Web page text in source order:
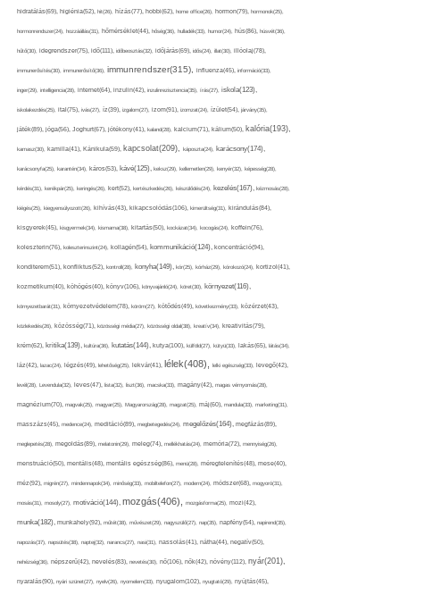
hidratálás(69), higiénia(52), hit(26), hízás(77), hobbi(62), home office(26), hormon(79), hormonok(25),
hormonrendszer(24), hozzáállás(31), hőmérséklet(44), hőség(36), hulladék(33), humor(24), hús(86), húsvét(36),
hűtő(30), idegrendszer(75), idő(111), időbeosztás(32), időjárás(69), idős(24), illat(30), illóolaj(78),
immunerősítés(30), immunerősítő(36), immunrendszer(315), influenza(45), információ(33),
inger(29), intelligencia(28), internet(64), inzulin(42), inzulinrezisztencia(35), írás(27), iskola(123),
iskolakezdés(25), ital(75), ivás(27), íz(39), izgalom(27), izom(91), izomzat(24), ízület(54), járvány(35),
játék(89), jóga(56), Joghurt(67), jótékony(41), kaland(28), kalcium(71), kálium(50), kalória(193),
kamasz(30), kamilla(41), Kánikula(59), kapcsolat(209), káposzta(24), karácsony(174),
karácsonyfa(25), karantén(34), káros(53), kávé(125), keksz(29), kellemetlen(29), kenyér(32), képesség(28),
kérdés(31), kerékpár(25), keringés(26), kert(52), kertészkedés(26), készülődés(24), kezelés(167), kézmosás(28),
kiégés(25), kiegyensúlyozott(26), kihívás(43), kikapcsolódás(106), kimerültség(31), kirándulás(84),
kisgyerek(45), kisgyermek(34), kismama(38), kitartás(50), kockázat(34), kocogás(24), koffein(76),
koleszterin(76), koleszterinszint(24), kollagén(54), kommunikáció(124), koncentráció(94),
konditerem(51), konfliktus(52), kontroll(28), konyha(149), kór(25), kórház(29), kórokozó(24), kortizol(41),
kozmetikum(40), köhögés(40), könyv(106), könyvajánló(24), köret(30), környezet(116),
környezetbarát(31), környezetvédelem(78), köröm(27), kötődés(49), következmény(33), közérzet(43),
közlekedés(26), közösség(71), közösségi média(27), közösségi oldal(38), kreatív(34), kreativitás(79),
krém(62), kritika(139), kultúra(36), kutatás(144), kutya(100), külföld(27), kütyü(33), lakás(65), látás(34),
láz(42), lazac(24), légzés(49), lehetőség(25), lekvár(41), lélek(408), lelki egészség(33), levegő(42),
levél(28), Levendula(32), leves(47), lista(32), liszt(36), macska(33), magány(42), magas vérnyomás(28),
magnézium(70), magvak(25), magyar(25), Magyarország(28), magzat(25), máj(60), mandula(33), marketing(31),
masszázs(45), medence(24), meditáció(89), megbetegedés(24), megelőzés(164), megfázás(89),
meglepetés(28), megoldás(89), melatonin(29), meleg(74), mellékhatás(24), memória(72), mennyiség(26),
menstruáció(50), mentális(48), mentális egészség(86), menü(28), méregtelenítés(48), mese(40),
méz(92), migrén(27), mindennapok(34), minőség(33), mobiltelefon(27), modern(24), módszer(68), mogyoró(31),
mosás(31), mosoly(27), motiváció(144), mozgás(406), mozgásforma(25), mozi(42),
munka(182), munkahely(92), műtét(38), művészet(29), nagyszülő(27), nap(35), napfény(54), napirend(35),
napozás(37), napsütés(38), naptej(32), narancs(27), nasi(31), nassolás(41), nátha(44), negatív(50),
nehézség(36), népszerű(42), nevelés(83), nevetés(30), nő(106), nők(42), növény(112), nyár(201),
nyaralás(90), nyári szünet(27), nyelv(26), nyomelem(33), nyugalom(102), nyugtató(29), nyújtás(45),